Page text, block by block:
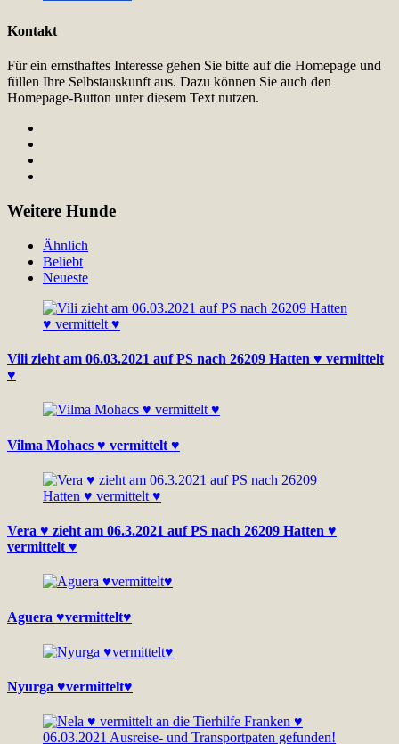
Kontakt
Für ein ernsthaftes Interesse gehen Sie bitte auf die Homepage und
füllen Ihre Selbstauskunft aus. Dazu können Sie auch den
Homepage-Button unter diesem Text nutzen.
Weitere Hunde
Ähnlich
Beliebt
Neueste
Vili zieht am 06.03.2021 auf PS nach 26209 Hatten ♥ vermittelt
♥
Vilma Mohacs ♥ vermittelt ♥
Vera ♥ zieht am 06.3.2021 auf PS nach 26209 Hatten ♥
vermittelt ♥
Aguera ♥vermittelt♥
Nyurga ♥vermittelt♥